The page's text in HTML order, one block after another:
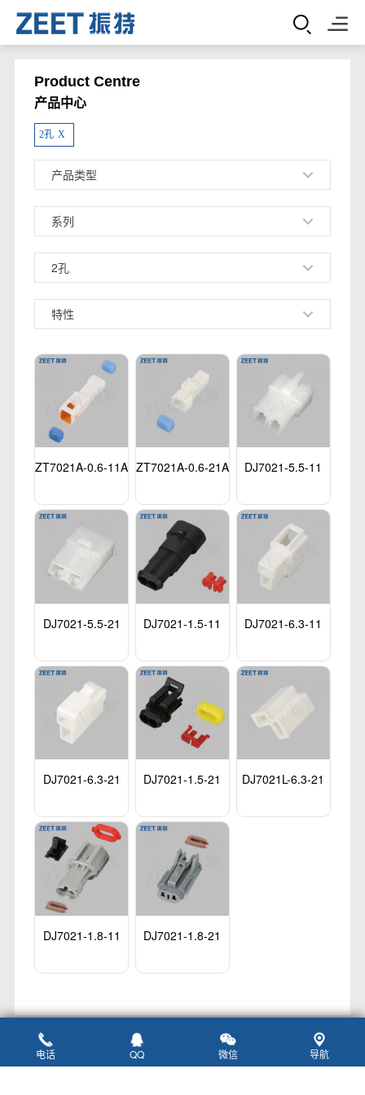
Product Centre
产品中心
2孔 X
产品类型
系列
2孔
特性
ZT7021A-0.6-11A ZT7021A-0.6-21A DJ7021-5.5-11
DJ7021-5.5-21 DJ7021-1.5-11 DJ7021-6.3-11
DJ7021-6.3-21 DJ7021-1.5-21 DJ7021L-6.3-21
DJ7021-1.8-11 DJ7021-1.8-21
电话 QQ 微信 导航